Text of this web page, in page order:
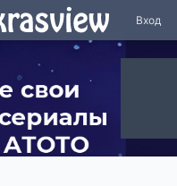
Вход